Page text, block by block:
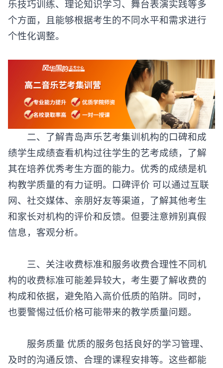
乐技巧训练、理论知识学习、舞台表演实践等多
个方面，且能够根据考生的不同水平和需求进行
个性化调整。
二、了解青岛声乐艺考集训机构的口碑和成
绩学生成绩查看机构过往学生的艺考成绩，了解
其在培养优秀考生方面的能力。优秀的成绩是机
构教学质量的有力证明。口碑评价 可以通过互联
网、社交媒体、亲朋好友等渠道，了解其他考生
和家长对机构的评价和反馈。但要注意辨别真假
信息，客观分析。
三、关注收费标准和服务收费合理性不同机
构的收费标准可能差异较大，考生要了解收费的
构成和依据，避免陷入高价低质的陷阱。同时，
也要警惕过低价格可能带来的教学质量问题。
服务质量 优质的服务包括良好的学习管理、
及时的沟通反馈、合理的课程安排等。这些都能